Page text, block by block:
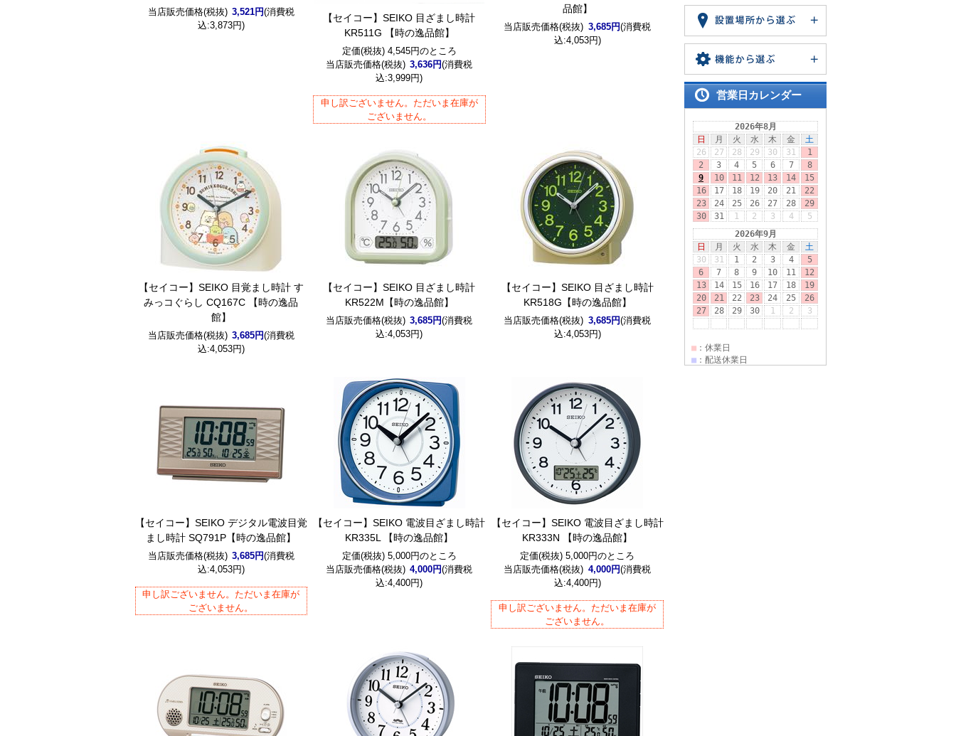
当店販売価格(税抜) 3,521円(消費税
込:3,873円)
【セイコー】SEIKO 目ざまし時計
KR511G 【時の逸品館】
定価(税抜) 4,545円のところ
当店販売価格(税抜) 3,636円(消費税
込:3,999円)
申し訳ございません。ただいま在庫が
ございません。
品館】
当店販売価格(税抜) 3,685円(消費税
込:4,053円)
【セイコー】SEIKO 目覚まし時計 す
みっコぐらし CQ167C 【時の逸品
館】
当店販売価格(税抜) 3,685円(消費税
込:4,053円)
【セイコー】SEIKO 目ざまし時計
KR522M【時の逸品館】
当店販売価格(税抜) 3,685円(消費税
込:4,053円)
【セイコー】SEIKO 目ざまし時計
KR518G【時の逸品館】
当店販売価格(税抜) 3,685円(消費税
込:4,053円)
【セイコー】SEIKO デジタル電波目覚
まし時計 SQ791P【時の逸品館】
当店販売価格(税抜) 3,685円(消費税
込:4,053円)
申し訳ございません。ただいま在庫が
ございません。
【セイコー】SEIKO 電波目ざまし時計
KR335L 【時の逸品館】
定価(税抜) 5,000円のところ
当店販売価格(税抜) 4,000円(消費税
込:4,400円)
【セイコー】SEIKO 電波目ざまし時計
KR333N 【時の逸品館】
定価(税抜) 5,000円のところ
当店販売価格(税抜) 4,000円(消費税
込:4,400円)
申し訳ございません。ただいま在庫が
ございません。
営業日カレンダー